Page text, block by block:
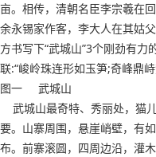
亩。相传，清朝名臣李宗羲在
余永锡家作客，李大人在其姑
方书写下“武城山”3个刚劲有
联:“峻岭珠连形如玉笋;奇峰鼎
图一 武城山
武城山最奇特、秀丽处，猫
要。山寨周围，悬崖峭壁，有
布。前寨滚圆，四周边沿，灌